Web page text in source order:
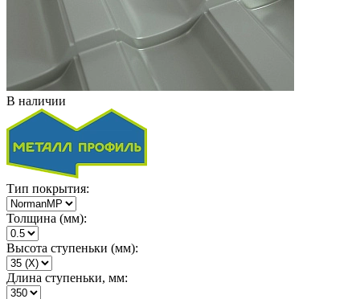
В наличии
Тип покрытия:
Толщина (мм):
Высота ступеньки (мм):
Длина ступеньки, мм: